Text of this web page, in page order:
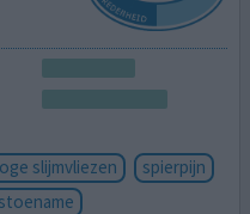
slijmvliezen
spierpijn